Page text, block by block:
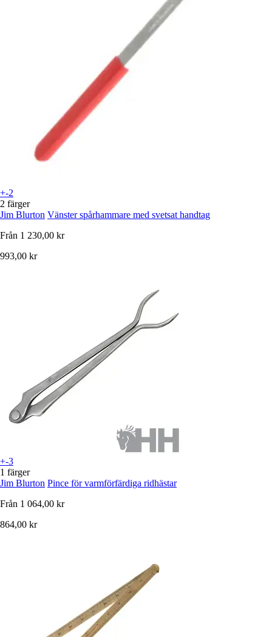
+-2
2 färger
Jim Blurton Vänster spårhammare med svetsat handtag
Från 1 230,00 kr
993,00 kr
+-3
1 färger
Jim Blurton Pince för varmförfärdiga ridhästar
Från 1 064,00 kr
864,00 kr